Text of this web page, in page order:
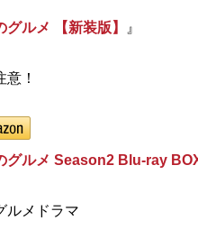
グルメ 【新装版】 』
意！
グルメ Season2 Blu-ray
ルメドラマ